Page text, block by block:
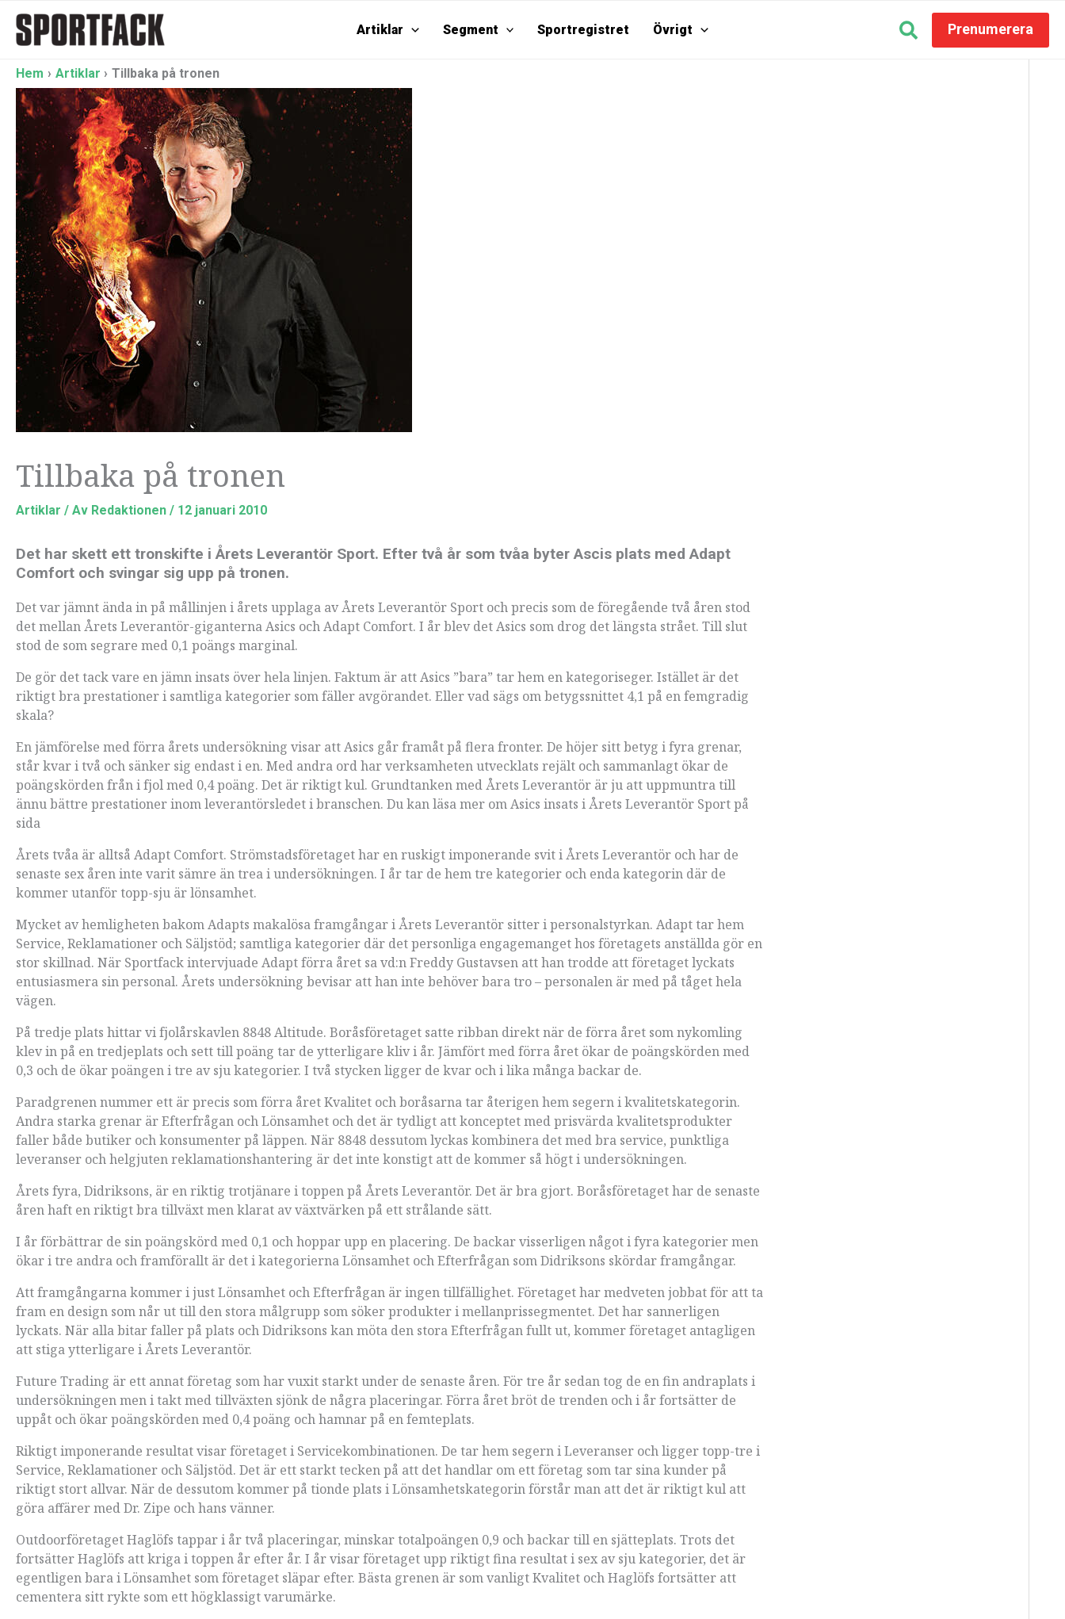
innehåll
Artiklar Segment Sportregistret Övrigt Prenumerera
Hem Artiklar Tillbaka på tronen
Tillbaka på tronen
Artiklar / Av Redaktionen / 12 januari 2010
Det har skett ett tronskifte i Årets Leverantör Sport. Efter två år som tvåa byter Ascis plats med Adapt
Comfort och svingar sig upp på tronen.
Det var jämnt ända in på mållinjen i årets upplaga av Årets Leverantör Sport och precis som de föregående två åren stod
det mellan Årets Leverantör-giganterna Asics och Adapt Comfort. I år blev det Asics som drog det längsta strået. Till slut
stod de som segrare med 0,1 poängs marginal.
De gör det tack vare en jämn insats över hela linjen. Faktum är att Asics ”bara” tar hem en kategoriseger. Istället är det
riktigt bra prestationer i samtliga kategorier som fäller avgörandet. Eller vad sägs om betygssnittet 4,1 på en femgradig
skala?
En jämförelse med förra årets undersökning visar att Asics går framåt på flera fronter. De höjer sitt betyg i fyra grenar,
står kvar i två och sänker sig endast i en. Med andra ord har verksamheten utvecklats rejält och sammanlagt ökar de
poängskörden från i fjol med 0,4 poäng. Det är riktigt kul. Grundtanken med Årets Leverantör är ju att uppmuntra till
ännu bättre prestationer inom leverantörsledet i branschen. Du kan läsa mer om Asics insats i Årets Leverantör Sport på
sida
Årets tvåa är alltså Adapt Comfort. Strömstadsföretaget har en ruskigt imponerande svit i Årets Leverantör och har de
senaste sex åren inte varit sämre än trea i undersökningen. I år tar de hem tre kategorier och enda kategorin där de
kommer utanför topp-sju är lönsamhet.
Mycket av hemligheten bakom Adapts makalösa framgångar i Årets Leverantör sitter i personalstyrkan. Adapt tar hem
Service, Reklamationer och Säljstöd; samtliga kategorier där det personliga engagemanget hos företagets anställda gör en
stor skillnad. När Sportfack intervjuade Adapt förra året sa vd:n Freddy Gustavsen att han trodde att företaget lyckats
entusiasmera sin personal. Årets undersökning bevisar att han inte behöver bara tro – personalen är med på tåget hela
vägen.
På tredje plats hittar vi fjolårskavlen 8848 Altitude. Boråsföretaget satte ribban direkt när de förra året som nykomling
klev in på en tredjeplats och sett till poäng tar de ytterligare kliv i år. Jämfört med förra året ökar de poängskörden med
0,3 och de ökar poängen i tre av sju kategorier. I två stycken ligger de kvar och i lika många backar de.
Paradgrenen nummer ett är precis som förra året Kvalitet och boråsarna tar återigen hem segern i kvalitetskategorin.
Andra starka grenar är Efterfrågan och Lönsamhet och det är tydligt att konceptet med prisvärda kvalitetsprodukter
faller både butiker och konsumenter på läppen. När 8848 dessutom lyckas kombinera det med bra service, punktliga
leveranser och helgjuten reklamationshantering är det inte konstigt att de kommer så högt i undersökningen.
Årets fyra, Didriksons, är en riktig trotjänare i toppen på Årets Leverantör. Det är bra gjort. Boråsföretaget har de senaste
åren haft en riktigt bra tillväxt men klarat av växtvärken på ett strålande sätt.
I år förbättrar de sin poängskörd med 0,1 och hoppar upp en placering. De backar visserligen något i fyra kategorier men
ökar i tre andra och framförallt är det i kategorierna Lönsamhet och Efterfrågan som Didriksons skördar framgångar.
Att framgångarna kommer i just Lönsamhet och Efterfrågan är ingen tillfällighet. Företaget har medveten jobbat för att ta
fram en design som når ut till den stora målgrupp som söker produkter i mellanprissegmentet. Det har sannerligen
lyckats. När alla bitar faller på plats och Didriksons kan möta den stora Efterfrågan fullt ut, kommer företaget antagligen
att stiga ytterligare i Årets Leverantör.
Future Trading är ett annat företag som har vuxit starkt under de senaste åren. För tre år sedan tog de en fin andraplats i
undersökningen men i takt med tillväxten sjönk de några placeringar. Förra året bröt de trenden och i år fortsätter de
uppåt och ökar poängskörden med 0,4 poäng och hamnar på en femteplats.
Riktigt imponerande resultat visar företaget i Servicekombinationen. De tar hem segern i Leveranser och ligger topp-tre i
Service, Reklamationer och Säljstöd. Det är ett starkt tecken på att det handlar om ett företag som tar sina kunder på
riktigt stort allvar. När de dessutom kommer på tionde plats i Lönsamhetskategorin förstår man att det är riktigt kul att
göra affärer med Dr. Zipe och hans vänner.
Outdoorföretaget Haglöfs tappar i år två placeringar, minskar totalpoängen 0,9 och backar till en sjätteplats. Trots det
fortsätter Haglöfs att kriga i toppen år efter år. I år visar företaget upp riktigt fina resultat i sex av sju kategorier, det är
egentligen bara i Lönsamhet som företaget släpar efter. Bästa grenen är som vanligt Kvalitet och Haglöfs fortsätter att
cementera sitt rykte som ett högklassigt varumärke.